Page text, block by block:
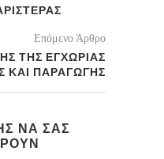
Επόμενο Άρθρο
ΤΗΣ ΕΓΧΩΡΙΑΣ
ΚΑΙ ΠΑΡΑΓΩΓΗΣ
ΝΑ ΣΑΣ